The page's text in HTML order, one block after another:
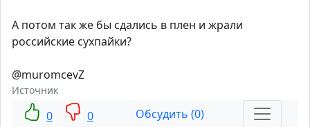
А потом так же бы сдались в плен и жрали
российские сухпайки?
@muromcevZ
Источник
0 0
Обсудить (0)